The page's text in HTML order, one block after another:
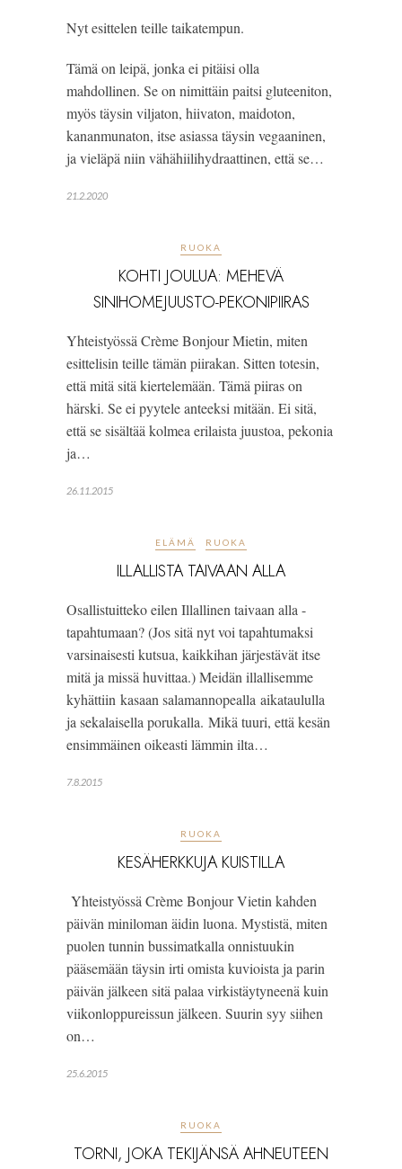
Nyt esittelen teille taikatempun.
Tämä on leipä, jonka ei pitäisi olla
mahdollinen. Se on nimittäin paitsi gluteeniton,
myös täysin viljaton, hiivaton, maidoton,
kananmunaton, itse asiassa täysin vegaaninen,
ja vieläpä niin vähähiilihydraattinen, että se…
21.2.2020
RUOKA
KOHTI JOULUA: MEHEVÄ
SINIHOMEJUUSTO-PEKONIPIIRAS
Yhteistyössä Crème Bonjour Mietin, miten
esittelisin teille tämän piirakan. Sitten totesin,
että mitä sitä kiertelemään. Tämä piiras on
härski. Se ei pyytele anteeksi mitään. Ei sitä,
että se sisältää kolmea erilaista juustoa, pekonia
ja…
26.11.2015
ELÄMÄ RUOKA
ILLALLISTA TAIVAAN ALLA
Osallistuitteko eilen Illallinen taivaan alla -
tapahtumaan? (Jos sitä nyt voi tapahtumaksi
varsinaisesti kutsua, kaikkihan järjestävät itse
mitä ja missä huvittaa.) Meidän illallisemme
kyhättiin kasaan salamannopealla aikataululla
ja sekalaisella porukalla. Mikä tuuri, että kesän
ensimmäinen oikeasti lämmin ilta…
7.8.2015
RUOKA
KESÄHERKKUJA KUISTILLA
Yhteistyössä Crème Bonjour Vietin kahden
päivän miniloman äidin luona. Mystistä, miten
puolen tunnin bussimatkalla onnistuukin
pääsemään täysin irti omista kuvioista ja parin
päivän jälkeen sitä palaa virkistäytyneenä kuin
viikonloppureissun jälkeen. Suurin syy siihen
on…
25.6.2015
RUOKA
TORNI, JOKA TEKIJÄNSÄ AHNEUTEEN